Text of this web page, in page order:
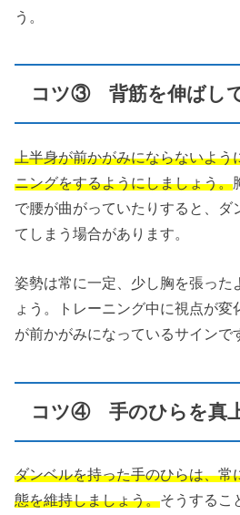
う。
コツ③ 背筋を伸ばし
上半身が前かがみにならないよう
ニングをするようにしましょう。
で腰が曲がっていたりすると、ダ
てしまう場合があります。
姿勢は常に一定、少し胸を張った
ょう。トレーニング中に視点が
が前かがみになっているサインで
コツ④ 手のひらを真
ダンベルを持った手のひらは、常
態を維持しましょう。そうするこ